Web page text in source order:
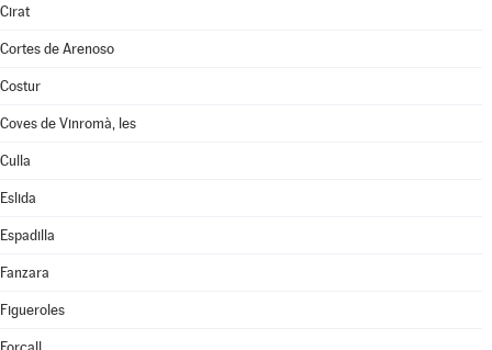
Cirat
Cortes de Arenoso
Costur
Coves de Vinromà, les
Culla
Eslida
Espadilla
Fanzara
Figueroles